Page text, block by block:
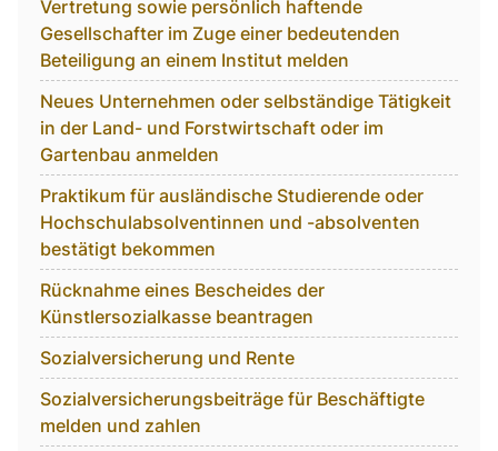
Vertretung sowie persönlich haftende
Gesellschafter im Zuge einer bedeutenden
Beteiligung an einem Institut melden
Neues Unternehmen oder selbständige Tätigkeit
in der Land- und Forstwirtschaft oder im
Gartenbau anmelden
Praktikum für ausländische Studierende oder
Hochschulabsolventinnen und -absolventen
bestätigt bekommen
Rücknahme eines Bescheides der
Künstlersozialkasse beantragen
Sozialversicherung und Rente
Sozialversicherungsbeiträge für Beschäftigte
melden und zahlen